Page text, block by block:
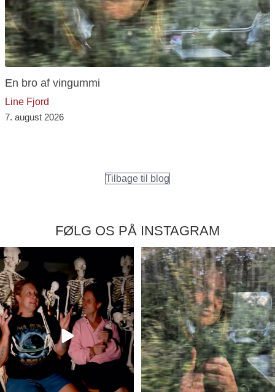
En bro af vingummi
Line Fjord
7. august 2026
Tilbage til blog
FØLG OS PÅ INSTAGRAM
kontemplation.dk
Aug 8
kontemplation.dk
Aug 8